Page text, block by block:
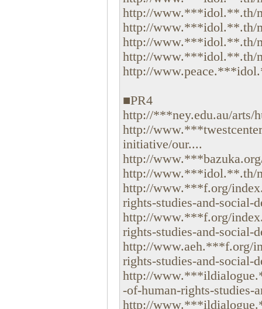
http://www.***idol.**.th/
http://www.***idol.**.th/
http://www.***idol.**.th/
http://www.***idol.**.th/
http://
■PR4
http://***ney.edu.au/arts/
http://
initiative/our....
http://
http://www.***idol.**.th/
http://www.***f.org/
rights-studies-and-social-
http://www.***f.org/
rights-studies-and-social-
http://www.aeh.***f.org/
rights-studies-and-social-
http://
-of-human-rights-studies-
http://